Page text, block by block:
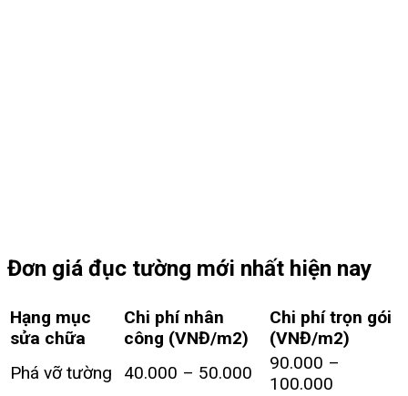
Đơn giá đục tường mới nhất hiện nay
Hạng mục
sửa chữa
Chi phí nhân
công (VNĐ/m2)
Chi phí trọn gói
(VNĐ/m2)
Phá vỡ tường
40.000 – 50.000
90.000 –
100.000